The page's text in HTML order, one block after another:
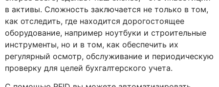
в активы. Сложность заключается не только в том,
как отследить, где находится дорогостоящее
оборудование, например ноутбуки и строительные
инструменты, но и в том, как обеспечить их
регулярный осмотр, обслуживание и периодическую
проверку для целей бухгалтерского учета.